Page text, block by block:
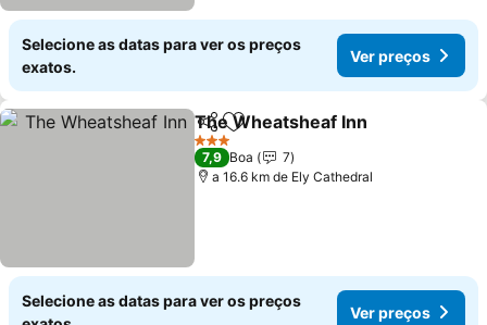
Selecione as datas para ver os preços
exatos.
Ver preços
PartilharAdicionar aos favoritos
The Wheatsheaf Inn
3 Estrelas
7,9 Boa
7
a 16.6 km de Ely Cathedral
Selecione as datas para ver os preços
Ver preços